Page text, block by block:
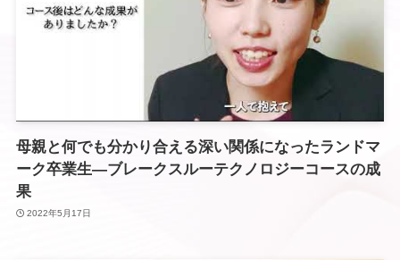
母親と何でも分かり合える深い関係になったランドマ
ーク卒業生―ブレークスルーテクノロジーコースの成
果
2022年5月17日